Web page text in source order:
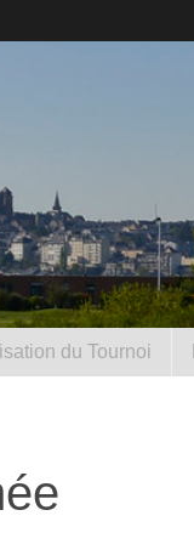
du Tournoi